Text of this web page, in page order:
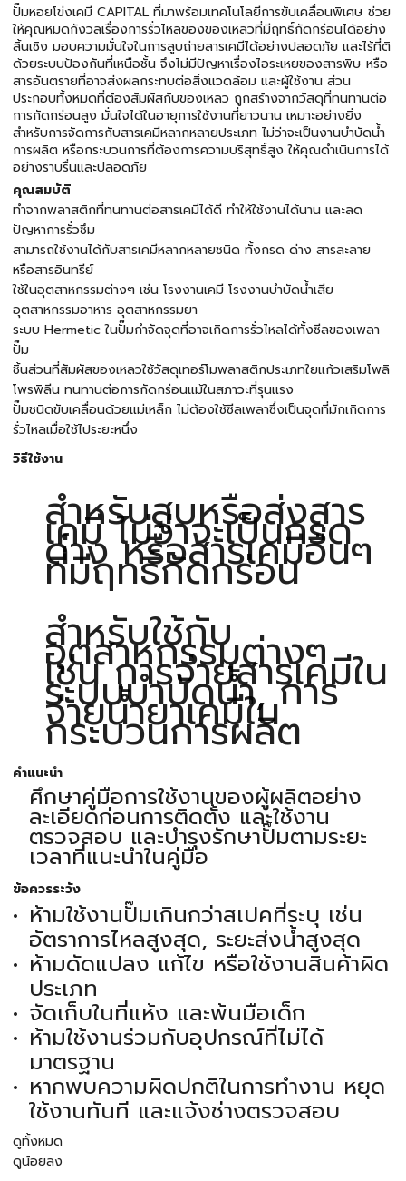
ปั๊มหอยโข่งเคมี CAPITAL ที่มาพร้อมเทคโนโลยีการขับเคลื่อนพิเศษ ช่วย
ให้คุณหมดกังวลเรื่องการรั่วไหลของของเหลวที่มีฤทธิ์กัดกร่อนได้อย่าง
สิ้นเชิง มอบความมั่นใจในการสูบถ่ายสารเคมีได้อย่างปลอดภัย และไร้ที่ติ
ด้วยระบบป้องกันที่เหนือชั้น จึงไม่มีปัญหาเรื่องไอระเหยของสารพิษ หรือ
สารอันตรายที่อาจส่งผลกระทบต่อสิ่งแวดล้อม และผู้ใช้งาน ส่วน
ประกอบทั้งหมดที่ต้องสัมผัสกับของเหลว ถูกสร้างจากวัสดุที่ทนทานต่อ
การกัดกร่อนสูง มั่นใจได้ในอายุการใช้งานที่ยาวนาน เหมาะอย่างยิ่ง
สำหรับการจัดการกับสารเคมีหลากหลายประเภท ไม่ว่าจะเป็นงานบำบัดน้ำ
การผลิต หรือกระบวนการที่ต้องการความบริสุทธิ์สูง ให้คุณดำเนินการได้
อย่างราบรื่นและปลอดภัย
คุณสมบัติ
ทำจากพลาสติกที่ทนทานต่อสารเคมีได้ดี ทำให้ใช้งานได้นาน และลด
ปัญหาการรั่วซึม
สามารถใช้งานได้กับสารเคมีหลากหลายชนิด ทั้งกรด ด่าง สารละลาย
หรือสารอินทรีย์
ใช้ในอุตสาหกรรมต่างๆ เช่น โรงงานเคมี โรงงานบำบัดน้ำเสีย
อุตสาหกรรมอาหาร อุตสาหกรรมยา
ระบบ Hermetic ในปั๊มกำจัดจุดที่อาจเกิดการรั่วไหลได้ทั้งซีลของเพลา
ปั๊ม
ชิ้นส่วนที่สัมผัสของเหลวใช้วัสดุเทอร์โมพลาสติกประเภทใยแก้วเสริมโพลิ
โพรพิลีน ทนทานต่อการกัดกร่อนแม้ในสภาวะที่รุนแรง
ปั๊มชนิดขับเคลื่อนด้วยแม่เหล็ก ไม่ต้องใช้ซีลเพลาซึ่งเป็นจุดที่มักเกิดการ
รั่วไหลเมื่อใช้ไประยะหนึ่ง
วิธีใช้งาน
สำหรับสูบหรือส่งสาร
เคมี ไม่ว่าจะเป็นกรด
ด่าง หรือสารเคมีอื่นๆ
ที่มีฤทธิ์กัดกร่อน
สำหรับใช้กับ
อุตสาหกรรมต่างๆ
เช่น การจ่ายสารเคมีใน
ระบบบำบัดน้ำ, การ
จ่ายน้ำยาเคมีใน
กระบวนการผลิต
คำแนะนำ
ศึกษาคู่มือการใช้งานของผู้ผลิตอย่าง
ละเอียดก่อนการติดตั้ง และใช้งาน
ตรวจสอบ และบำรุงรักษาปั๊มตามระยะ
เวลาที่แนะนำในคู่มือ
ข้อควรระวัง
ห้ามใช้งานปั๊มเกินกว่าสเปคที่ระบุ เช่น
อัตราการไหลสูงสุด, ระยะส่งน้ำสูงสุด
ห้ามดัดแปลง แก้ไข หรือใช้งานสินค้าผิด
ประเภท
จัดเก็บในที่แห้ง และพ้นมือเด็ก
ห้ามใช้งานร่วมกับอุปกรณ์ที่ไม่ได้
มาตรฐาน
หากพบความผิดปกติในการทำงาน หยุด
ใช้งานทันที และแจ้งช่างตรวจสอบ
ดูทั้งหมด
ดูน้อยลง